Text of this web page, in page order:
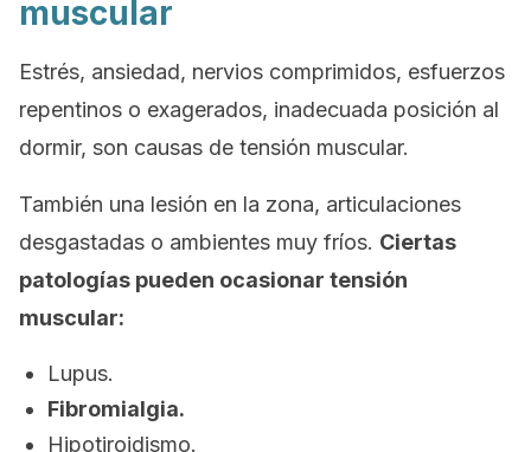
muscular
Estrés, ansiedad, nervios comprimidos, esfuerzos
repentinos o exagerados, inadecuada posición al
dormir, son causas de tensión muscular.
También una lesión en la zona, articulaciones
desgastadas o ambientes muy fríos. Ciertas
patologías pueden ocasionar tensión
muscular:
Lupus.
Fibromialgia.
Hipotiroidismo.